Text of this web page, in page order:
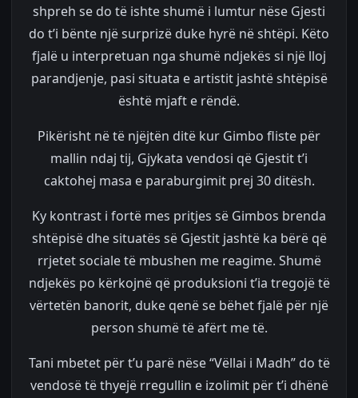
shpreh se do të ishte shumë i lumtur nëse Gjesti
do t’i bënte një surprizë duke hyrë në shtëpi. Këto
fjalë u interpretuan nga shumë ndjekës si një lloj
parandjenje, pasi situata e artistit jashtë shtëpisë
është mjaft e rëndë.
Pikërisht në të njëjtën ditë kur Gimbo fliste për
mallin ndaj tij, Gjykata vendosi që Gjestit t’i
caktohej masa e paraburgimit prej 30 ditësh.
Ky kontrast i fortë mes pritjes së Gimbos brenda
shtëpisë dhe situatës së Gjestit jashtë ka bërë që
rrjetet sociale të mbushen me reagime. Shumë
ndjekës po kërkojnë që produksioni t’ia tregojë të
vërtetën banorit, duke qenë se bëhet fjalë për një
person shumë të afërt me të.
Tani mbetet për t’u parë nëse “Vëllai i Madh” do të
vendosë të thyejë rregullin e izolimit për t’i dhënë